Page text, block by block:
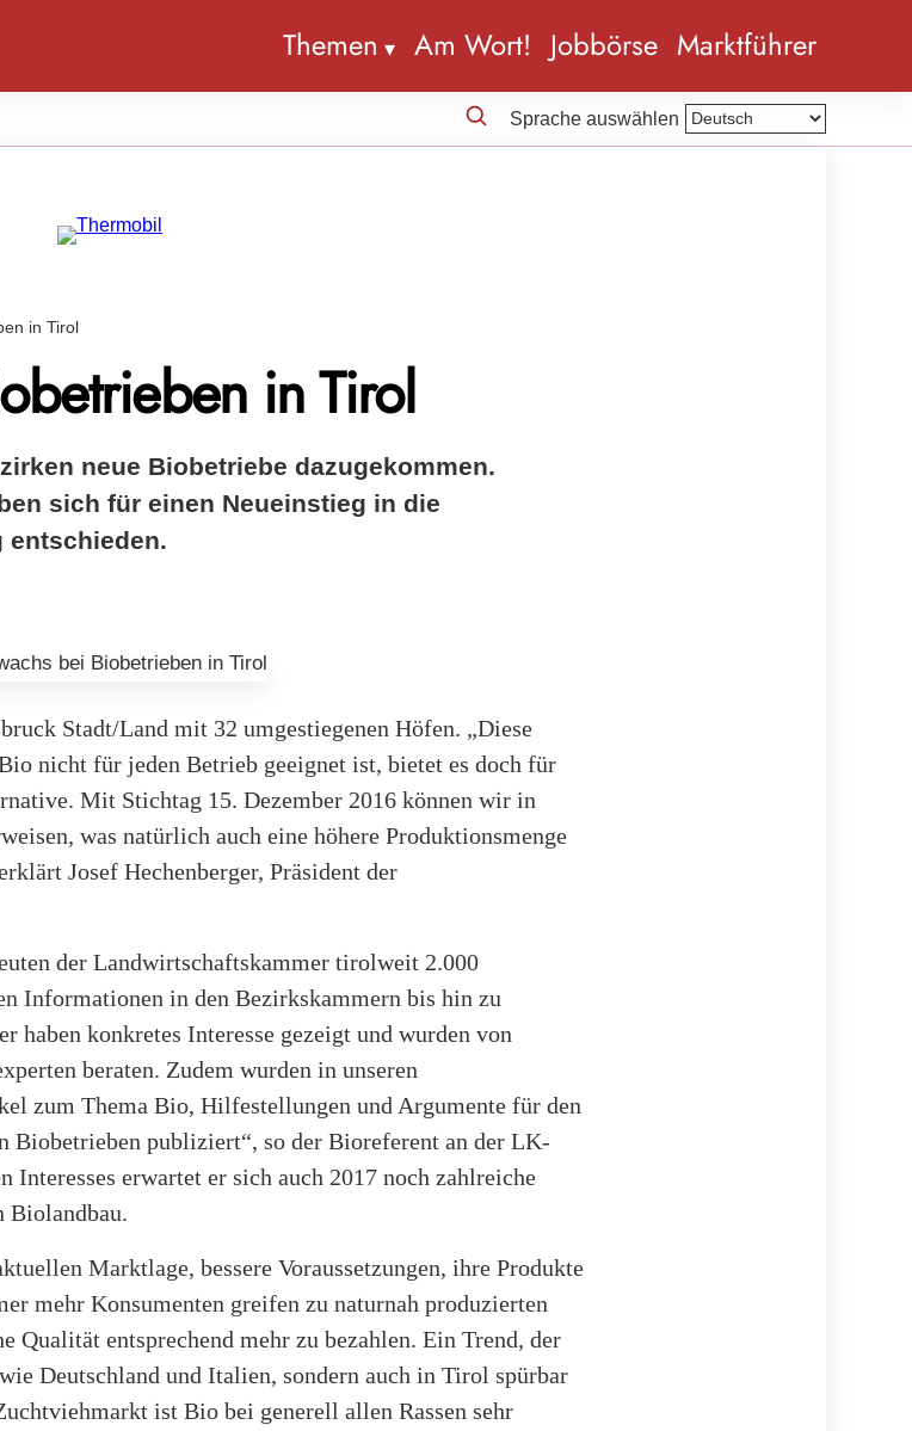
Themen Am Wort! Jobbörse Marktführer
Sprache auswählen
in Tirol
in Tirol
neue Biobetriebe dazugekommen.
sich für einen Neueinstieg in die
entschieden.
Stadt/Land mit 32 umgestiegenen Höfen. „Diese
nicht für jeden Betrieb geeignet ist, bietet es doch für
Mit Stichtag 15. Dezember 2016 können wir in
was natürlich auch eine höhere Produktionsmenge
Josef Hechenberger, Präsident der
der Landwirtschaftskammer tirolweit 2.000
Informationen in den Bezirkskammern bis hin zu
haben konkretes Interesse gezeigt und wurden von
beraten. Zudem wurden in unseren
zum Thema Bio, Hilfestellungen und Argumente für den
Biobetrieben publiziert“, so der Bioreferent an der LK-
Interesses erwartet er sich auch 2017 noch zahlreiche
Biolandbau.
Marktlage, bessere Voraussetzungen, ihre Produkte
mehr Konsumenten greifen zu naturnah produzierten
Qualität entsprechend mehr zu bezahlen. Ein Trend, der
Deutschland und Italien, sondern auch in Tirol spürbar
ist Bio bei generell allen Rassen sehr